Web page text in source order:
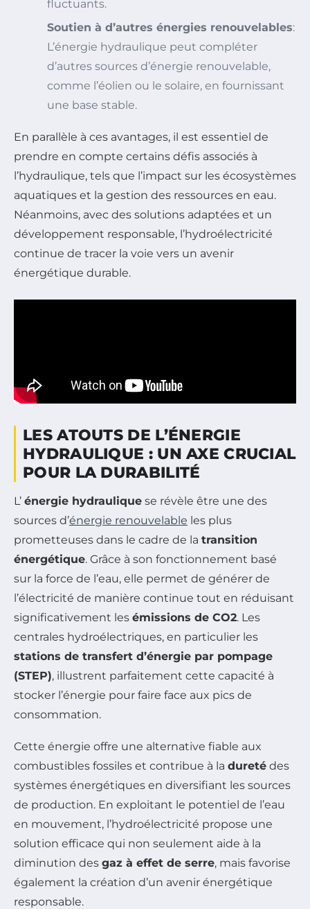
fluctuants.
Soutien à d’autres énergies renouvelables:
L’énergie hydraulique peut compléter
d’autres sources d’énergie renouvelable,
comme l’éolien ou le solaire, en fournissant
une base stable.
En parallèle à ces avantages, il est essentiel de
prendre en compte certains défis associés à
l’hydraulique, tels que l’impact sur les écosystèmes
aquatiques et la gestion des ressources en eau.
Néanmoins, avec des solutions adaptées et un
développement responsable, l’hydroélectricité
continue de tracer la voie vers un avenir
énergétique durable.
LES ATOUTS DE L’ÉNERGIE
HYDRAULIQUE : UN AXE CRUCIAL
POUR LA DURABILITÉ
L’ énergie hydraulique se révèle être une des
sources d’énergie renouvelable les plus
prometteuses dans le cadre de la transition
énergétique. Grâce à son fonctionnement basé
sur la force de l’eau, elle permet de générer de
l’électricité de manière continue tout en réduisant
significativement les émissions de CO2. Les
centrales hydroélectriques, en particulier les
stations de transfert d’énergie par pompage
(STEP), illustrent parfaitement cette capacité à
stocker l’énergie pour faire face aux pics de
consommation.
Cette énergie offre une alternative fiable aux
combustibles fossiles et contribue à la dureté des
systèmes énergétiques en diversifiant les sources
de production. En exploitant le potentiel de l’eau
en mouvement, l’hydroélectricité propose une
solution efficace qui non seulement aide à la
diminution des gaz à effet de serre, mais favorise
également la création d’un avenir énergétique
responsable.